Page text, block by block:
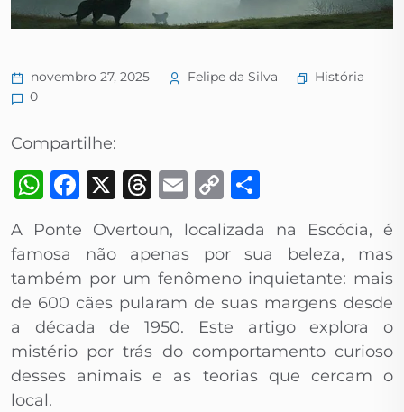
novembro 27, 2025 Felipe da Silva
História
0
Compartilhe:
WhatsApp
Facebook
X Threads
Email
Copy
Link
A Ponte Overtoun, localizada na Escócia, é
famosa não apenas por sua beleza, mas
também por um fenômeno inquietante: mais
de 600 cães pularam de suas margens desde
a década de 1950. Este artigo explora o
mistério por trás do comportamento curioso
desses animais e as teorias que cercam o
local.